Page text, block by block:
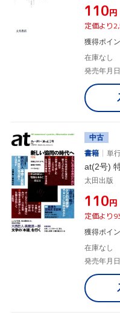
¥110円
定価より
獲得ポイ
在庫なし
発売年月
中古
書籍
単
at(2号)
太田出版
¥110円
定価より
獲得ポイ
在庫なし
発売年月